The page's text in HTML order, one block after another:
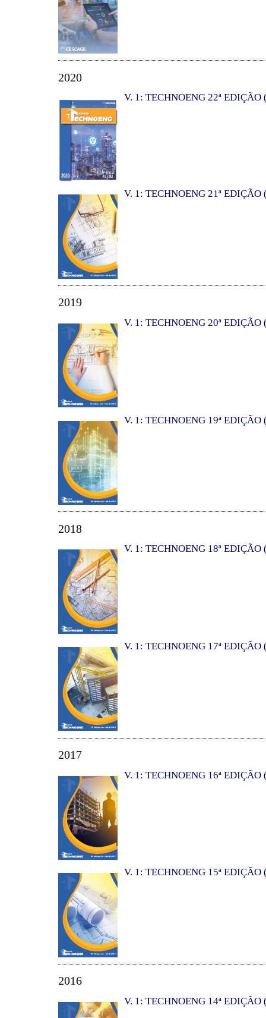
2020
V. 1: TECHNOENG 22ª
V. 1: TECHNOENG 21ª
2019
V. 1: TECHNOENG 20ª
V. 1: TECHNOENG 19ª
2018
V. 1: TECHNOENG 18ª
V. 1: TECHNOENG 17ª
2017
V. 1: TECHNOENG 16ª
V. 1: TECHNOENG 15ª
2016
V. 1: TECHNOENG 14ª